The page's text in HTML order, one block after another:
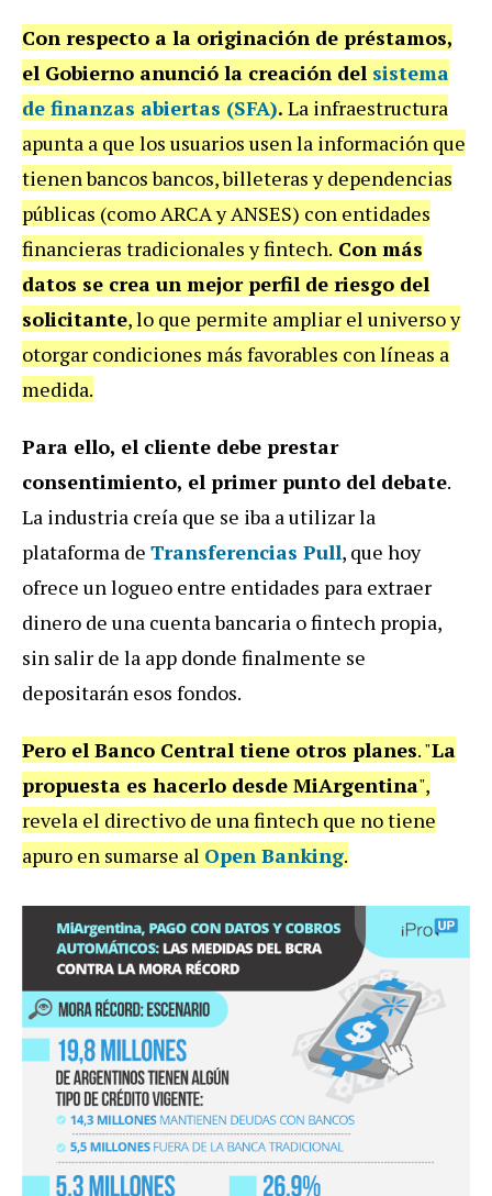
Con respecto a la originación de préstamos,
el Gobierno anunció la creación del sistema
de finanzas abiertas (SFA). La infraestructura
apunta a que los usuarios usen la información que
tienen bancos bancos, billeteras y dependencias
públicas (como ARCA y ANSES) con entidades
financieras tradicionales y fintech. Con más
datos se crea un mejor perfil de riesgo del
solicitante, lo que permite ampliar el universo y
otorgar condiciones más favorables con líneas a
medida.
Para ello, el cliente debe prestar
consentimiento, el primer punto del debate.
La industria creía que se iba a utilizar la
plataforma de Transferencias Pull, que hoy
ofrece un logueo entre entidades para extraer
dinero de una cuenta bancaria o fintech propia,
sin salir de la app donde finalmente se
depositarán esos fondos.
Pero el Banco Central tiene otros planes. "La
propuesta es hacerlo desde MiArgentina",
revela el directivo de una fintech que no tiene
apuro en sumarse al Open Banking.